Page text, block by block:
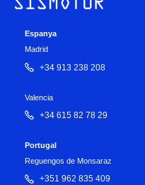
Espanya
Madrid
+34 913 238 208
Valencia
+34 615 82 78 29
Portugal
Reguengos de Monsaraz
+351 962 835 409